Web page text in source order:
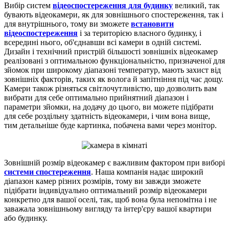
Вибір систем відеоспостереження для будинку великий, так
бувають відеокамери, як для зовнішнього спостереження, так і
для внутрішнього, тому ви зможете встановити
відеоспостереження і за територією власного будинку, і
всередині нього, об'єднавши всі камери в одній системі.
Дизайн і технічний пристрій більшості зовнішніх відеокамер
реалізовані з оптимальною функціональністю, призначеної для
зйомок при широкому діапазоні температур, мають захист від
зовнішніх факторів, таких як волога й запітніння під час дощу.
Камери також різняться світлочутливістю, що дозволить вам
вибрати для себе оптимально прийнятний діапазон і
параметри зйомки, на додачу до цього, ви можете підібрати
для себе роздільну здатність відеокамери, і чим вона вище,
тим детальніше буде картинка, побачена вами через монітор.
Зовнішній розмір відеокамер є важливим фактором при виборі
системи спостереження. Наша компанія надає широкий
діапазон камер різних розмірів, тому ви завжди зможете
підібрати індивідуально оптимальний розмір відеокамери
конкретно для вашої оселі, так, щоб вона була непомітна і не
заважала зовнішньому вигляду та інтер'єру вашої квартири
або будинку.